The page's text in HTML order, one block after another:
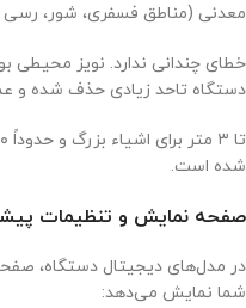
معدنی (مناطق فسفری، شور،
خطای چندانی ندارد. نویز محیطی
دستگاه تاحد زیادی حذف شده و
شده است.
صفحه نمایش و تنظیمات
در مدل‌های دیجیتال دستگاه،
شما نمایش می‌دهد: